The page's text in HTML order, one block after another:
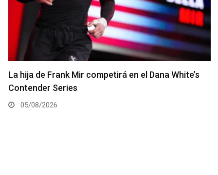
La hija de Frank Mir competirá en el Dana White’s
Contender Series
05/08/2026